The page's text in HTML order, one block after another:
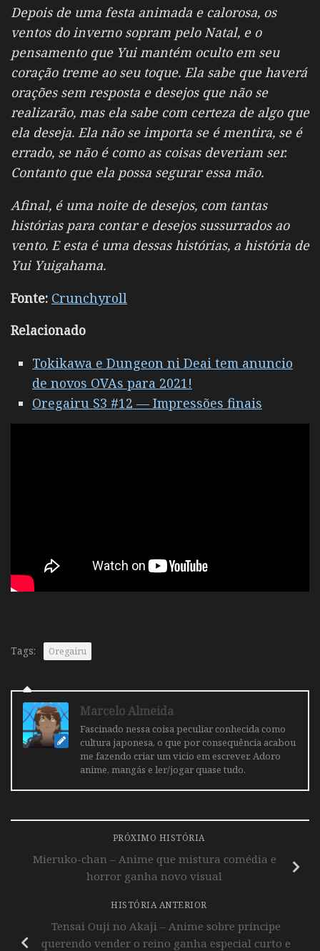
Depois de uma festa animada e calorosa, os
ventos do inverno sopram pelo Natal, e o
pensamento que Yui mantém oculto em seu
coração treme ao seu toque. Ela sabe que haverá
orações sem resposta e desejos que não se
realizarão, mas ela sabe com certeza de algo que
ela deseja. Ela não se importa se é mentira, se é
errado, se não é como as coisas deveriam ser.
Contanto que ela possa segurar essa mão.
Afinal, é uma noite de desejos, com tantas
histórias para contar e desejos sussurrados ao
vento. E esta é uma dessas histórias, a história de
Yui Yuigahama.
Fonte: Crunchyroll
Relacionado
Tokikawa e Dungeon ni Deai tem anuncio
de novos OVAs para 2021!
Oregairu S3 #12 — Impressões finais
Tags: Oregairu
Marcelo Almeida
Fascinado nessa coisa peculiar conhecida como
cultura japonesa, o que por consequência acabou
me fazendo criar um vicio em escrever. Adoro
anime, mangás e ler/jogar quase tudo.
PRÓXIMO HISTÓRIA
Mieruko-chan – Anime que mistura comédia e
horror ganha novo visual
HISTÓRIA ANTERIOR
Tensai Ouji no Akaji – Anime sobre príncipe
querendo vender o reino ganha especial curto e